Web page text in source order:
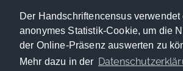
Der Handschriftencensus verwendet
anonymes Statistik-Cookie, um die
der Online-Präsenz auswerten zu
Mehr dazu in der